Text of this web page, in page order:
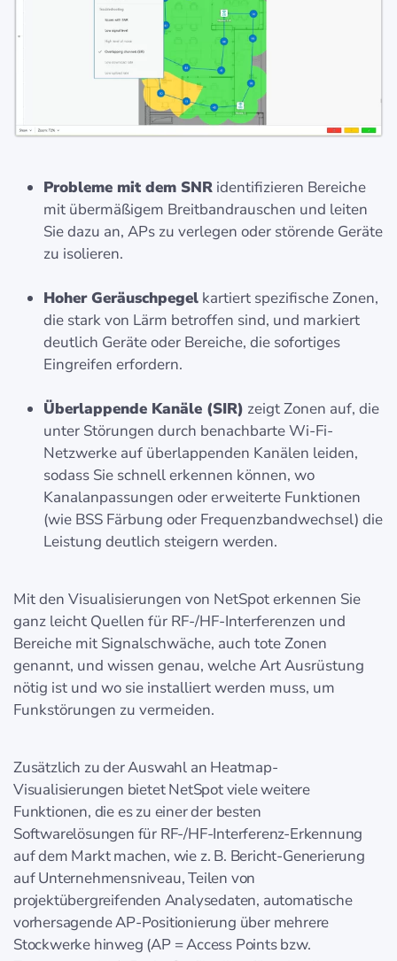
Probleme mit dem SNR identifizieren Bereiche
mit übermäßigem Breitbandrauschen und leiten
Sie dazu an, APs zu verlegen oder störende Geräte
zu isolieren.
Hoher Geräuschpegel kartiert spezifische Zonen,
die stark von Lärm betroffen sind, und markiert
deutlich Geräte oder Bereiche, die sofortiges
Eingreifen erfordern.
Überlappende Kanäle (SIR) zeigt Zonen auf, die
unter Störungen durch benachbarte Wi-Fi-
Netzwerke auf überlappenden Kanälen leiden,
sodass Sie schnell erkennen können, wo
Kanalanpassungen oder erweiterte Funktionen
(wie BSS Färbung oder Frequenzbandwechsel) die
Leistung deutlich steigern werden.
Mit den Visualisierungen von NetSpot erkennen Sie
ganz leicht Quellen für RF-/HF-Interferenzen und
Bereiche mit Signalschwäche, auch tote Zonen
genannt, und wissen genau, welche Art Ausrüstung
nötig ist und wo sie installiert werden muss, um
Funkstörungen zu vermeiden.
Zusätzlich zu der Auswahl an Heatmap-
Visualisierungen bietet NetSpot viele weitere
Funktionen, die es zu einer der besten
Softwarelösungen für RF-/HF-Interferenz-Erkennung
auf dem Markt machen, wie z. B. Bericht-Generierung
auf Unternehmensniveau, Teilen von
projektübergreifenden Analysedaten, automatische
vorhersagende AP-Positionierung über mehrere
Stockwerke hinweg (AP = Access Points bzw.